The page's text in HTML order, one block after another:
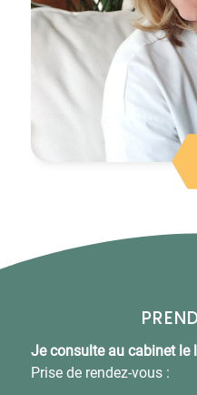
Je consulte au cabinet le
Prise de rendez-vous :